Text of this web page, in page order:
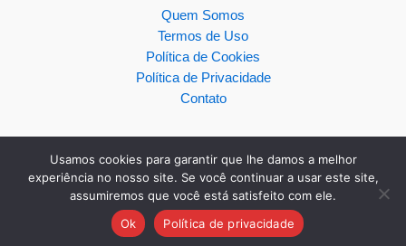
Quem Somos
Termos de Uso
Política de Cookies
Política de Privacidade
Contato
Copyright © 2026
Usamos cookies para garantir que lhe damos a melhor
experiência no nosso site. Se você continuar a usar este site,
assumiremos que você está satisfeito com ele.
Ok
Política de privacidade